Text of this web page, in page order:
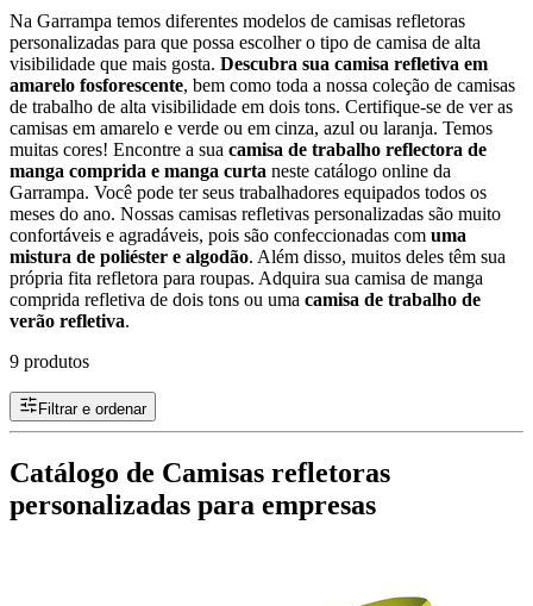
Na Garrampa temos diferentes modelos de camisas refletoras
personalizadas para que possa escolher o tipo de camisa de alta
visibilidade que mais gosta. Descubra sua camisa refletiva em
amarelo fosforescente, bem como toda a nossa coleção de camisas
de trabalho de alta visibilidade em dois tons. Certifique-se de ver as
camisas em amarelo e verde ou em cinza, azul ou laranja. Temos
muitas cores! Encontre a sua camisa de trabalho reflectora de
manga comprida e manga curta neste catálogo online da
Garrampa. Você pode ter seus trabalhadores equipados todos os
meses do ano. Nossas camisas refletivas personalizadas são muito
confortáveis e agradáveis, pois são confeccionadas com uma
mistura de poliéster e algodão. Além disso, muitos deles têm sua
própria fita refletora para roupas. Adquira sua camisa de manga
comprida refletiva de dois tons ou uma camisa de trabalho de
verão refletiva.
9 produtos
Filtrar e ordenar
Catálogo de Camisas refletoras
personalizadas para empresas